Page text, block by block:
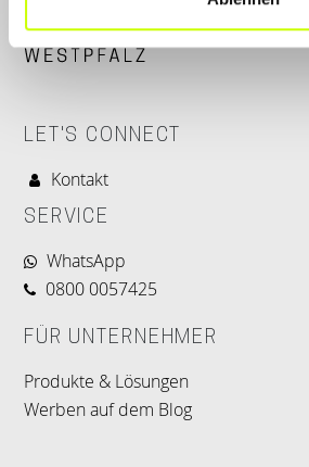
LET'S CONNECT
Kontakt
SERVICE
WhatsApp
0800 0057425
FÜR UNTERNEHMER
Produkte & Lösungen
Werben auf dem Blog